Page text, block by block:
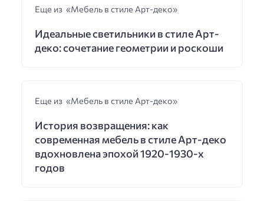
Еще из «Мебель в стиле Арт-деко»
Идеальные светильники в стиле Арт-
деко: сочетание геометрии и роскоши
Еще из «Мебель в стиле Арт-деко»
История возвращения: как
современная мебель в стиле Арт-деко
вдохновлена эпохой 1920-1930-х
годов